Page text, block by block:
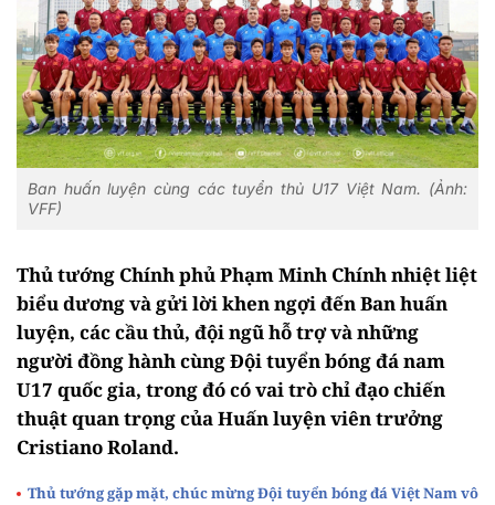
Ban huấn luyện cùng các tuyển thủ U17 Việt Nam. (Ảnh:
VFF)
Thủ tướng Chính phủ Phạm Minh Chính nhiệt liệt
biểu dương và gửi lời khen ngợi đến Ban huấn
luyện, các cầu thủ, đội ngũ hỗ trợ và những
người đồng hành cùng Đội tuyển bóng đá nam
U17 quốc gia, trong đó có vai trò chỉ đạo chiến
thuật quan trọng của Huấn luyện viên trưởng
Cristiano Roland.
Thủ tướng gặp mặt, chúc mừng Đội tuyển bóng đá Việt Nam vô